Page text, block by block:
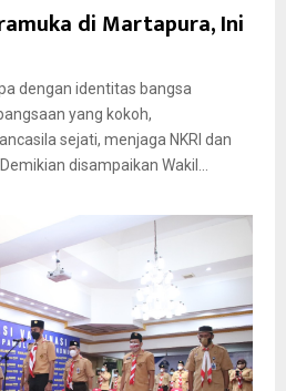
di Martapura, Ini
dengan identitas bangsa
yang kokoh,
sejati, menjaga NKRI dan
disampaikan Wakil...